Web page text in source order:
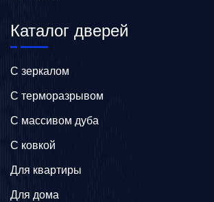
Каталог дверей
C зеркалом
C терморазрывом
C массивом дуба
C ковкой
Для квартиры
Для дома